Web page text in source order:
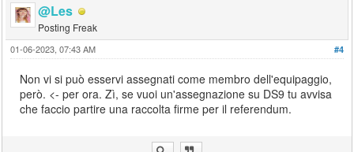
@Les
Posting Freak
#4
01-06-2023, 07:43 AM
Non vi si può esservi assegnati come membro dell'equipaggio,
però. <- per ora. Zì, se vuoi un'assegnazione su DS9 tu avvisa
che faccio partire una raccolta firme per il referendum.